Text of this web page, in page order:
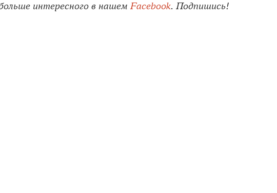
интересного в нашем Facebook. Подпишись!